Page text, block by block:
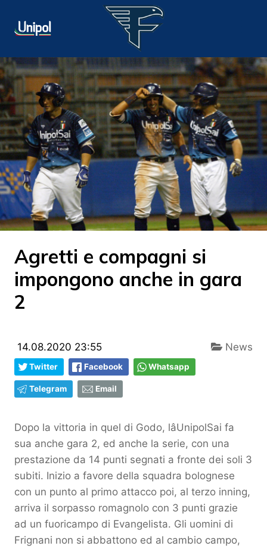
Agretti e compagni si
impongono anche in gara
2
14.08.2020 23:55 News
Twitter Facebook Whatsapp
Telegram Email
Dopo la vittoria in quel di Godo, lâUnipolSai fa
sua anche gara 2, ed anche la serie, con una
prestazione da 14 punti segnati a fronte dei soli 3
subiti. Inizio a favore della squadra bolognese
con un punto al primo attacco poi, al terzo inning,
arriva il sorpasso romagnolo con 3 punti grazie
ad un fuoricampo di Evangelista. Gli uomini di
Frignani non si abbattono ed al cambio campo,